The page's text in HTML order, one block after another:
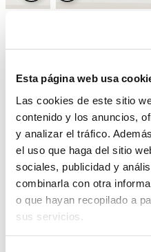
Esta página web usa
Las cookies de este sitio
contenido y los anuncios,
y analizar el tráfico.
el uso que haga del sitio
sociales, publicidad y
combinarla con otra
o que hayan recopilado a
sus servicios.
Detalle del
Medidas